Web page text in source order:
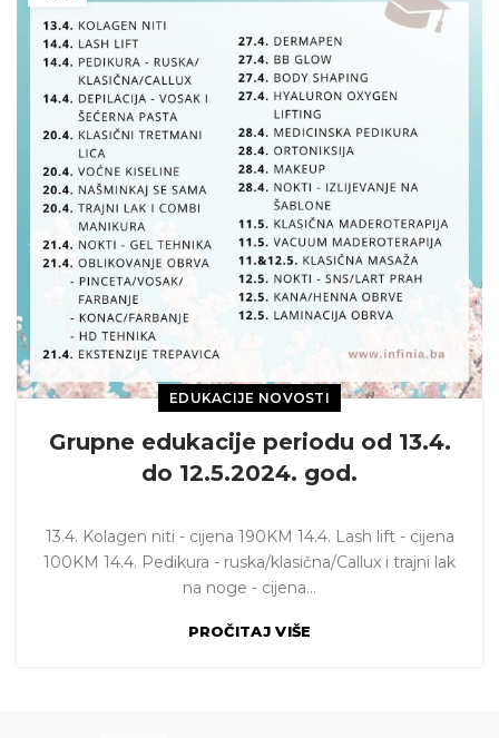
EDUKACIJE NOVOSTI
Grupne edukacije periodu od 13.4.
do 12.5.2024. god.
13.4. Kolagen niti - cijena 190KM 14.4. Lash lift - cijena
100KM 14.4. Pedikura - ruska/klasična/Callux i trajni lak
na noge - cijena...
PROČITAJ VIŠE